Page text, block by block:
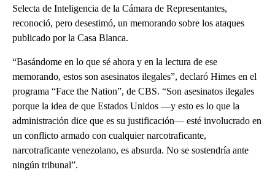
Selecta de Inteligencia de la Cámara de Representantes,
reconoció, pero desestimó, un memorando sobre los ataques
publicado por la Casa Blanca.
“Basándome en lo que sé ahora y en la lectura de ese
memorando, estos son asesinatos ilegales”, declaró Himes en el
programa “Face the Nation”, de CBS. “Son asesinatos ilegales
porque la idea de que Estados Unidos —y esto es lo que la
administración dice que es su justificación— esté involucrado en
un conflicto armado con cualquier narcotraficante,
narcotraficante venezolano, es absurda. No se sostendría ante
ningún tribunal”.